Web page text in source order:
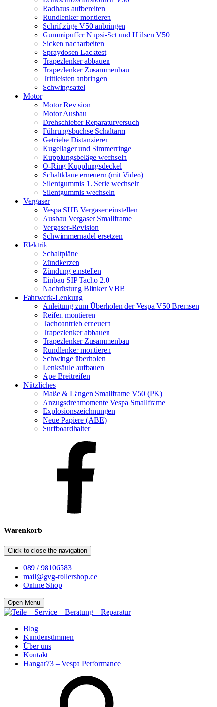
Radhaus aufbereiten
Rundlenker montieren
Schriftzüge V50 anbringen
Gummipuffer Nupsi-Set und Hülsen V50
Sicken nacharbeiten
Spraydosen Lacktest
Trapezlenker abbauen
Trapezlenker Zusammenbau
Trittleisten anbringen
Schwingsattel
Motor
Motor Revision
Motor Ausbau
Drehschieber Reparaturversuch
Führungsbuchse Schaltarm
Getriebe Distanzieren
Kugellager und Simmerringe
Kupplungsbeläge wechseln
O-Ring Kupplungsdeckel
Schaltklaue erneuern (mit Video)
Silentgummis 1. Serie wechseln
Silentgummis wechseln
Vergaser
Vespa SHB Vergaser einstellen
Ausbau Vergaser Smallframe
Vergaser-Revision
Schwimmernadel ersetzen
Elektrik
Schaltpläne
Zündkerzen
Zündung einstellen
Einbau SIP Tacho 2.0
Nachrüstung Blinker VBB
Fahrwerk-Lenkung
Anleitung zum Überholen der Vespa V50 Bremsen
Reifen montieren
Tachoantrieb erneuern
Trapezlenker abbauen
Trapezlenker Zusammenbau
Rundlenker montieren
Schwinge überholen
Lenksäule aufbauen
Ape Breitreifen
Nützliches
Maße & Längen Smallframe V50 (PK)
Anzugsdrehmomente Vespa Smallframe
Explosionszeichnungen
Neue Papiere (ABE)
Surfboardhalter
Warenkorb
Click to close the navigation
089 / 98106583
mail@gvg-rollershop.de
Online Shop
Open Menu
Blog
Kundenstimmen
Über uns
Kontakt
Hangar73 – Vespa Performance